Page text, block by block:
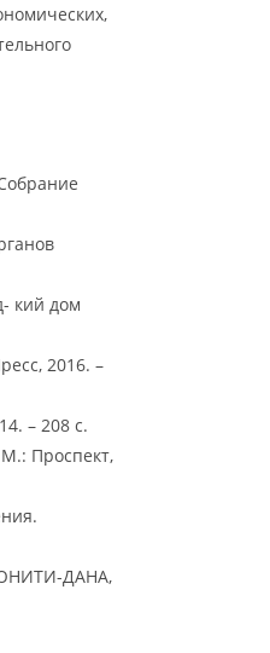
кий дом
2016. –
– 208 с.
Проспект,
ДАНА,